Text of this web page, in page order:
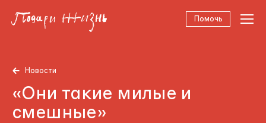
Помочь
Новости
«Они такие милые и
смешные»